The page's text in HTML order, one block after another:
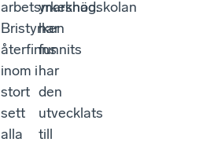
arbetsmarknad.
Bristyrken
återfinns
inom i
stort
sett
alla
yrkeshögskolan
har
funnits
har
den
utvecklats
till